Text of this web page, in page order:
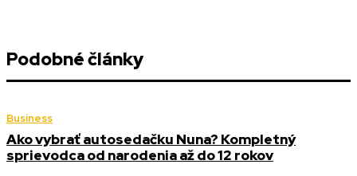
Podobné články
Business
Ako vybrať autosedačku Nuna? Kompletný
sprievodca od narodenia až do 12 rokov